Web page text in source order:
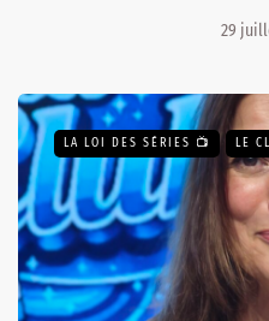
29
LA LOI DES SÉRIES 📺 LE